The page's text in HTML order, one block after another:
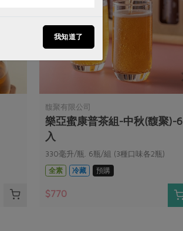
馥聚有限公司
樂亞蜜康普茶組-中秋(馥聚)-6
入
330毫升/瓶. 6瓶/組 (3種口味各2瓶)
全素
冷藏 預購
$770
我知道了